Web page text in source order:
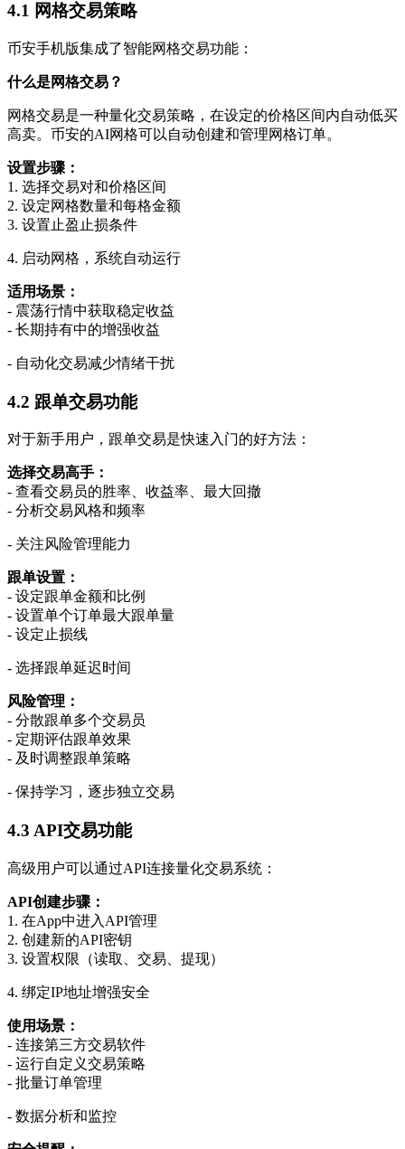
4.1 网格交易策略
币安手机版集成了智能网格交易功能：
什么是网格交易？
网格交易是一种量化交易策略，在设定的价格区间内自动低买
高卖。币安的AI网格可以自动创建和管理网格订单。
设置步骤：
1. 选择交易对和价格区间
2. 设定网格数量和每格金额
3. 设置止盈止损条件
4. 启动网格，系统自动运行
适用场景：
- 震荡行情中获取稳定收益
- 长期持有中的增强收益
- 自动化交易减少情绪干扰
4.2 跟单交易功能
对于新手用户，跟单交易是快速入门的好方法：
选择交易高手：
- 查看交易员的胜率、收益率、最大回撤
- 分析交易风格和频率
- 关注风险管理能力
跟单设置：
- 设定跟单金额和比例
- 设置单个订单最大跟单量
- 设定止损线
- 选择跟单延迟时间
风险管理：
- 分散跟单多个交易员
- 定期评估跟单效果
- 及时调整跟单策略
- 保持学习，逐步独立交易
4.3 API交易功能
高级用户可以通过API连接量化交易系统：
API创建步骤：
1. 在App中进入API管理
2. 创建新的API密钥
3. 设置权限（读取、交易、提现）
4. 绑定IP地址增强安全
使用场景：
- 连接第三方交易软件
- 运行自定义交易策略
- 批量订单管理
- 数据分析和监控